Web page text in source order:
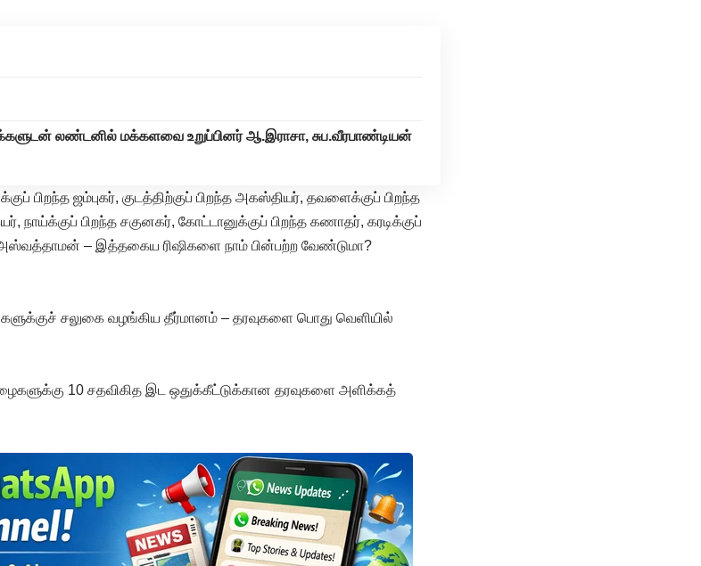
லண்டனில் மக்களவை உறுப்பினர் ஆ.இராசா, சுப.வீரபாண்டியன்
பிறந்த ஜம்புகர், குடத்திற்குப் பிறந்த அகஸ்தியர், தவளைக்குப் பிறந்த
நாய்க்குப் பிறந்த சகுனகர், கோட்டானுக்குப் பிறந்த கணாதர், கரடிக்குப்
அஸ்வத்தாமன் – இத்தகைய ரிஷிகளை நாம் பின்பற்ற வேண்டுமா?
சலுகை வழங்கிய தீர்மானம் – தரவுகளை பொது வெளியில்
ஏழைகளுக்கு 10 சதவிகித இட ஒதுக்கீட்டுக்கான தரவுகளை அளிக்கத்